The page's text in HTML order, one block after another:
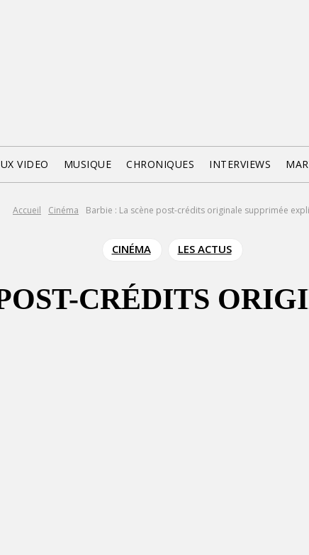
VIDEO MUSIQUE CHRONIQUES INTERVIEWS
Accueil Cinéma Barbie : La scène post-crédits originale supprimée
CINÉMA LES ACTUS
CRÉDITS